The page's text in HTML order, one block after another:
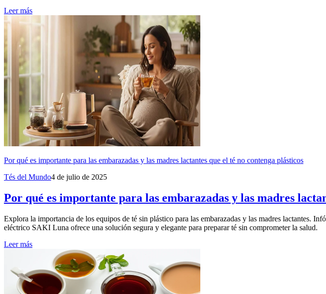
Leer más
Por qué es importante para las embarazadas y las madres lactantes que el té no contenga plásticos
Tés del Mundo4 de julio de 2025
Por qué es importante para las embarazadas y las madres
Explora la importancia de los equipos de té sin plástico para las embarazadas y las madres lactantes.
eléctrico SAKI Luna ofrece una solución segura y elegante para preparar té sin comprometer la salud.
Leer más